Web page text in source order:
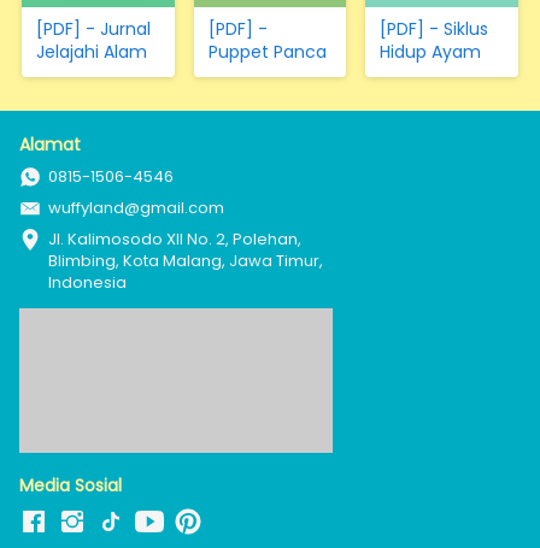
[PDF] - Jurnal
Jelajahi Alam
[PDF] -
Puppet Panca
Indera
[PDF] - Siklus
Hidup Ayam
Alamat
0815-1506-4546
wuffyland@gmail.com
Jl. Kalimosodo XII No. 2, Polehan,
Blimbing, Kota Malang, Jawa Timur,
Indonesia
Media Sosial